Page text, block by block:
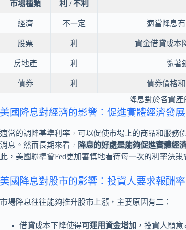
市場種類 利 / 不利
經濟 不一定 適當降息
股票 利 資金借貸成本
房地產 利 隨著
債券 利 債券價格
降息對於各資
美國降息對經濟的影響：促進實體經濟發
適當的調降基準利率，可以促使市場上的商品和服務
消息。然而長期來看， 降息的好處是能夠促進實體經
此，美國聯準會Fed更加審慎地看待每一次的利率決
美國降息對股市的影響：投資人要求報酬
市場降息往往能夠推升股市上漲，主要原因有二：
借貸成本下降使得可運用資金增加 ，投資人願